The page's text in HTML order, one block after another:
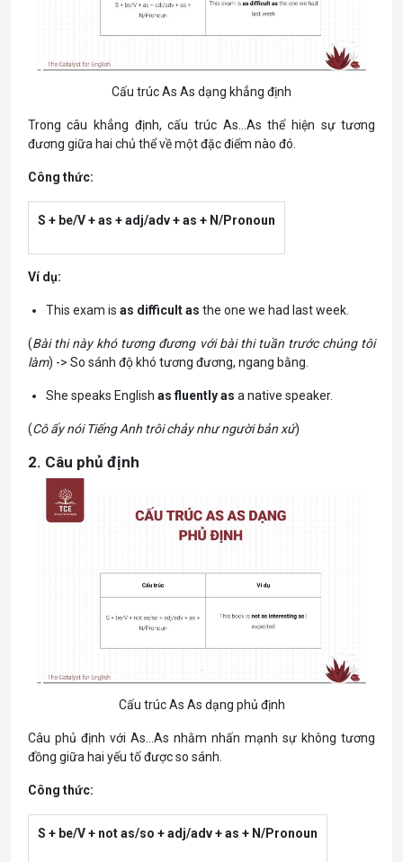
Cấu trúc As As dạng khẳng định
Trong câu khẳng định, cấu trúc As…As thể hiện sự tương
đương giữa hai chủ thể về một đặc điểm nào đó.
Công thức:
S + be/V + as + adj/adv + as + N/Pronoun
Ví dụ:
This exam is as difficult as the one we had last week.
(Bài thi này khó tương đương với bài thi tuần trước chúng tôi
làm) -> So sánh độ khó tương đương, ngang bằng.
She speaks English as fluently as a native speaker.
(Cô ấy nói Tiếng Anh trôi chảy như người bản xứ)
2. Câu phủ định
Cấu trúc As As dạng phủ định
Câu phủ định với As…As nhằm nhấn mạnh sự không tương
đồng giữa hai yếu tố được so sánh.
Công thức:
S + be/V + not as/so + adj/adv + as + N/Pronoun